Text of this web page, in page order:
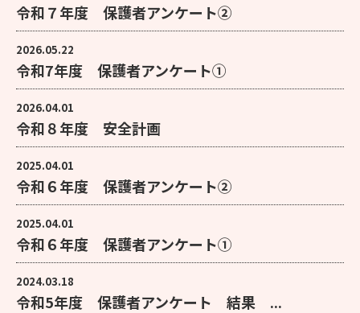
令和７年度 保護者アンケート②
2026.05.22
令和7年度 保護者アンケート①
2026.04.01
令和８年度 安全計画
2025.04.01
令和６年度 保護者アンケート②
2025.04.01
令和６年度 保護者アンケート①
2024.03.18
令和5年度 保護者アンケート 結果 ...